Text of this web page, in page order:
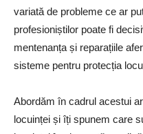
variată de probleme ce ar
profesioniștilor poate fi
mentenanța și reparațiile
sisteme pentru protecția
Abordăm în cadrul acestui
locuinței și îți spunem care